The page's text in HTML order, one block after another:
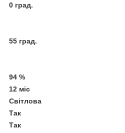
0 град.
55 град.
94 %
12 міс
Світлова
Так
Так